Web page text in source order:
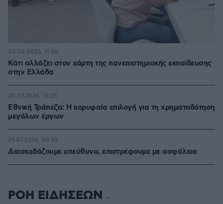
Κάτι αλλάζει στον χάρτη της πανεπιστημιακής εκπαίδευσης
στην Ελλάδα
03.08.2026, 11:06
Εθνική Τράπεζα: Η κορυφαία επιλογή για τη χρηματοδότηση
μεγάλων έργων
30.07.2026, 15:25
Διασκεδάζουμε υπεύθυνα, επιστρέφουμε με ασφάλεια
29.07.2026, 09:39
ΡΟΗ ΕΙΔΗΣΕΩΝ